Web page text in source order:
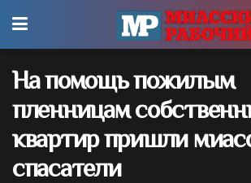
На помощь пожилым
пленницам
квартир пришли
спасатели